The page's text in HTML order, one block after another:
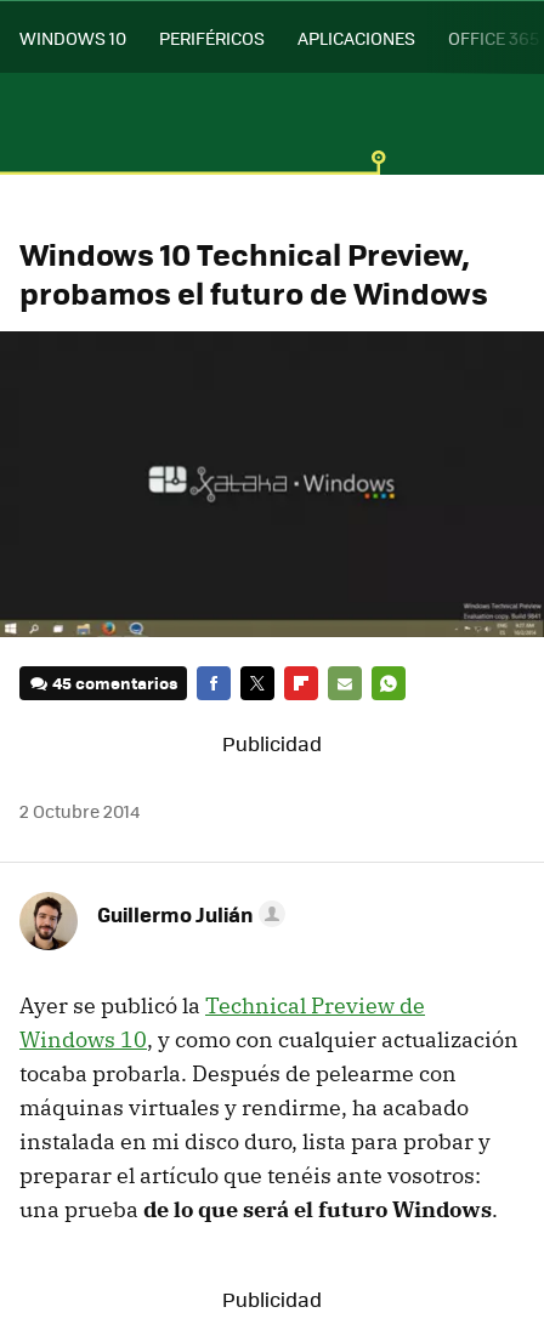
WINDOWS 10 PERIFÉRICOS APLICACIONES OFFICE 365
Windows 10 Technical Preview,
probamos el futuro de Windows
45 comentarios
2 Octubre 2014
Guillermo Julián
Ayer se publicó la Technical Preview de
Windows 10, y como con cualquier actualización
tocaba probarla. Después de pelearme con
máquinas virtuales y rendirme, ha acabado
instalada en mi disco duro, lista para probar y
preparar el artículo que tenéis ante vosotros:
una prueba de lo que será el futuro Windows.